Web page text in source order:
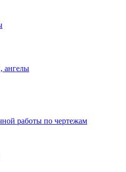
ангелы
работы по чертежам